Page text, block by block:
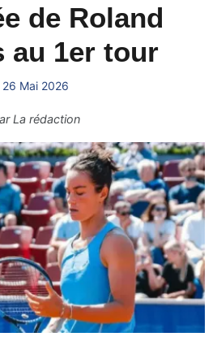
de Roland
au 1er tour
26 Mai 2026
La rédaction